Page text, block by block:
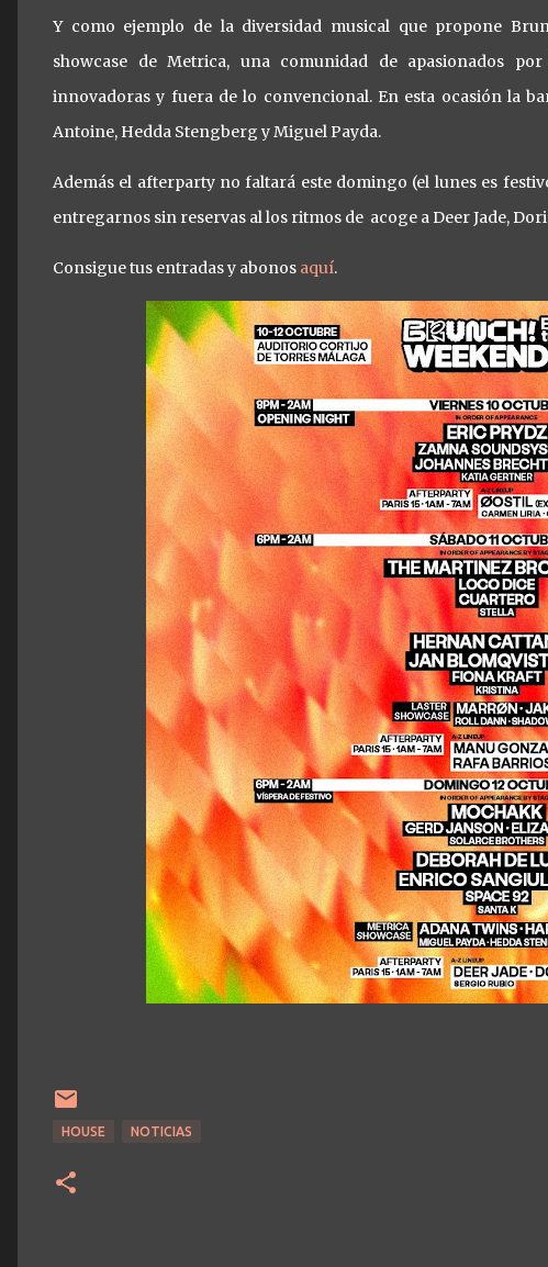
Y como ejemplo de la diversidad musical que propone
showcase de Metrica, una comunidad de apasionados
innovadoras y fuera de lo convencional. En esta ocasión la
Antoine, Hedda Stengberg y Miguel Payda.
Además el afterparty no faltará este domingo (el lunes es
entregarnos sin reservas al los ritmos de acoge a Deer Jade,
Consigue tus entradas y abonos aquí.
HOUSE NOTICIAS